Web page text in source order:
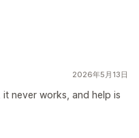
2026年5月13日
never works, and help is